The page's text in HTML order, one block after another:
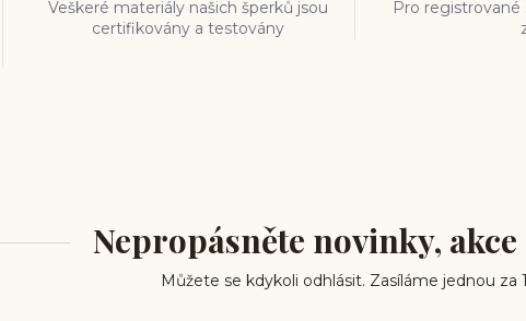
Veškeré materiály našich šperků jsou
certifikovány a testovány
Pro registrované
Nepropásněte novinky, akce
Můžete se kdykoli odhlásit. Zasíláme jednou za